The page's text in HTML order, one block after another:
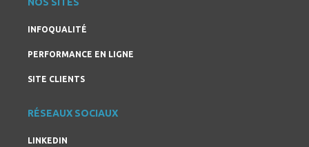
INFOQUALITÉ
PERFORMANCE EN LIGNE
SITE CLIENTS
RÉSEAUX SOCIAUX
LINKEDIN